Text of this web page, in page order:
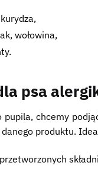
wołowina,
psa
pupila, chcemy
produktu.